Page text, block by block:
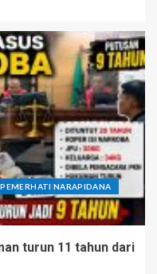
PEMERHATI NARAPIDANA
turun 11 tahun dari